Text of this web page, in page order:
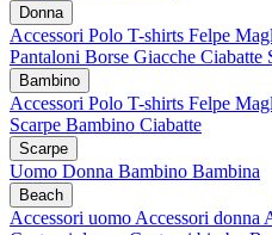
Donna
Accessori Polo T-shirts Felpe
Pantaloni Borse Giacche Ciabatte
Bambino
Accessori Polo T-shirts Felpe
Scarpe Bambino Ciabatte
Scarpe
Uomo Donna Bambino Bambina
Beach
Accessori uomo Accessori donna